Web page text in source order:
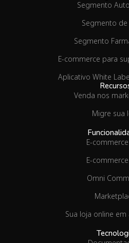
Segmento
Segmento
Segmento
E-commerce para
Aplicativo White
Venda nos
Migre sua
E-
E-
Omni
Sua loja online